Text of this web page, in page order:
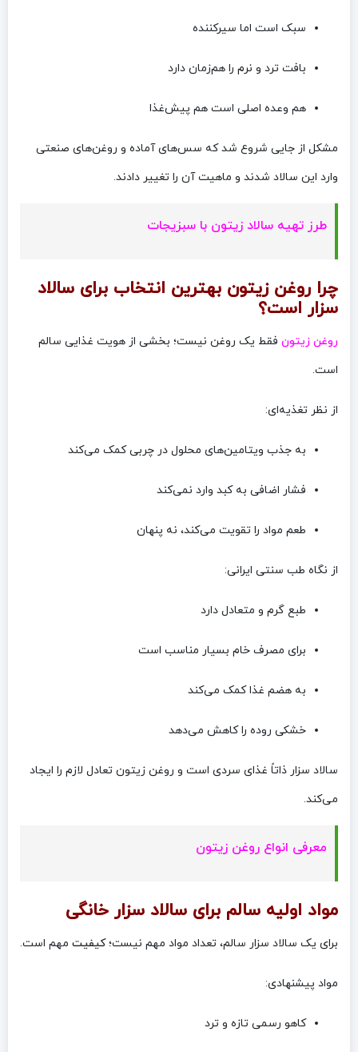
سبک است اما سیرکننده
بافت ترد و نرم را هم‌زمان دارد
هم وعده اصلی است هم پیش‌غذا
مشکل از جایی شروع شد که سس‌های آماده و روغن‌های صنعتی
وارد این سالاد شدند و ماهیت آن را تغییر دادند.
طرز تهیه سالاد زیتون با سبزیجات
چرا روغن زیتون بهترین انتخاب برای سالاد
سزار است؟
روغن زیتون فقط یک روغن نیست؛ بخشی از هویت غذایی سالم
است.
از نظر تغذیه‌ای:
به جذب ویتامین‌های محلول در چربی کمک می‌کند
فشار اضافی به کبد وارد نمی‌کند
طعم مواد را تقویت می‌کند، نه پنهان
از نگاه طب سنتی ایرانی:
طبع گرم و متعادل دارد
برای مصرف خام بسیار مناسب است
به هضم غذا کمک می‌کند
خشکی روده را کاهش می‌دهد
سالاد سزار ذاتاً غذای سردی است و روغن زیتون تعادل لازم را ایجاد
می‌کند.
معرفی انواع روغن زیتون
مواد اولیه سالم برای سالاد سزار خانگی
برای یک سالاد سزار سالم، تعداد مواد مهم نیست؛کیفیت مهم است.
مواد پیشنهادی:
کاهو رسمی تازه و ترد